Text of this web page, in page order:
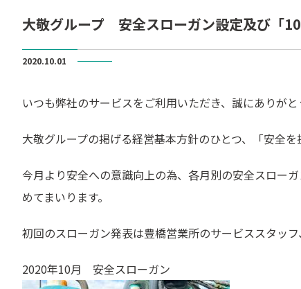
大敬グループ 安全スローガン設定及び「10
2020.10.01
いつも弊社のサービスをご利用いただき、誠にありがと
大敬グループの掲げる経営基本方針のひとつ、「安全
今月より安全への意識向上の為、各月別の安全スロー
めてまいります。
初回のスローガン発表は豊橋営業所のサービススタッ
2020年10月 安全スローガン